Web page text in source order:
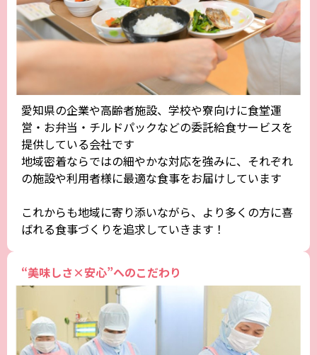
愛知県の企業や高齢者施設、学校や寮向けに食堂運
営・お弁当・チルドパックなどの委託給食サービスを
提供している会社です
地域密着ならではの細やかな対応を強みに、それぞれ
の施設や利用者様に最適な食事をお届けしています
これからも地域に寄り添いながら、より多くの方に喜
ばれる食事づくりを追求していきます！
“美味しさ×安心”へのこだわり